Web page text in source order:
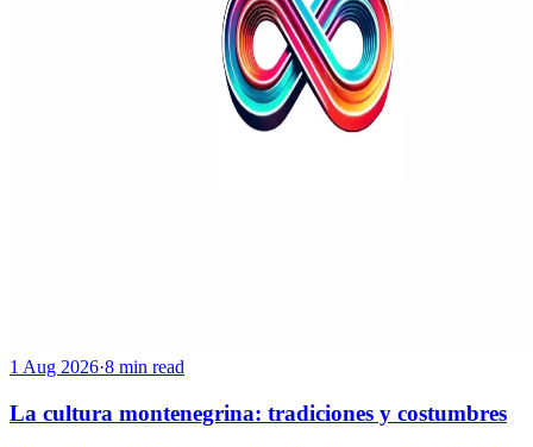
1 Aug 2026·8 min read
La cultura montenegrina: tradiciones y costumbres